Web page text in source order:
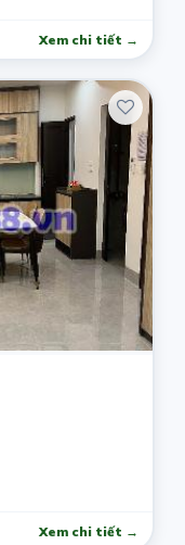
Xem chi tiết →
Xem chi tiết →